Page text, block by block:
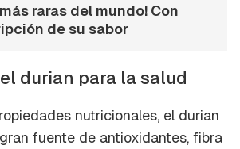
raras del mundo! Con
de su sabor
durian para la salud
nutricionales, el durian
fuente de antioxidantes, fibra